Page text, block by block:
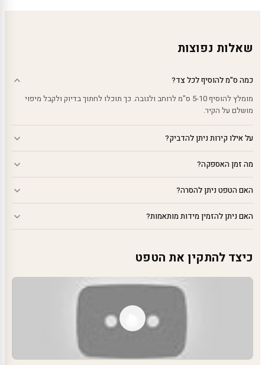
שאלות נפוצות
כמה ס"מ להוסיף לכל צד?
מומלץ להוסיף 5-10 ס"מ לרוחב ולגובה. כך תוכלו לחתוך בדיוק ולקבל מיפוי
מושלם על הקיר.
על אילו קירות ניתן להדביק?
מה זמן האספקה?
האם הטפט ניתן להסרה?
האם ניתן להזמין מידות מותאמות?
כיצד להתקין את הטפט